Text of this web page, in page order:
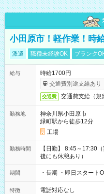
小田原市！軽作業！時
派遣 職種未経験OK ブランク
給与
時給1700円
交通費別途支給あり
交通費 交通費支給（規
勤務地
神奈川県小田原市
緑町駅から徒歩12分
工場
勤務時間
【日勤】 8:45～17:30
後にも休憩あり）
期間 ・長期 ・即日スタート
特徴 電話対応なし